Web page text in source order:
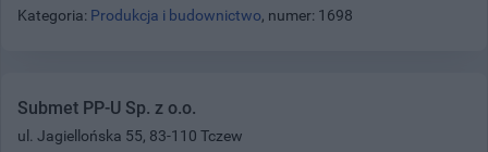
Kategoria: Produkcja i budownictwo, numer: 1698
Submet PP-U Sp. z o.o.
ul. Jagiellońska 55, 83-110 Tczew